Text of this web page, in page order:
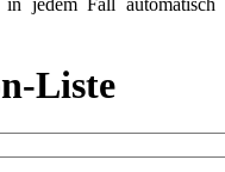
jedem Fall automatisch
Liste